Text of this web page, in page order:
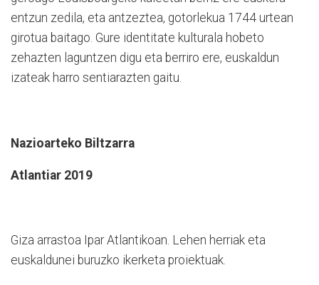
entzun zedila, eta antzeztea, gotorlekua 1744 urtean
girotua baitago. Gure identitate kulturala hobeto
zehazten laguntzen digu eta berriro ere, euskaldun
izateak harro sentiarazten gaitu.
Nazioarteko Biltzarra
Atlantiar 2019
Giza arrastoa Ipar Atlantikoan. Lehen herriak eta
euskaldunei buruzko ikerketa proiektuak.